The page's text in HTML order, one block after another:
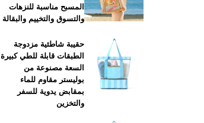
المسبح مناسبة للنزهات
والتسوق والتخييم والبقالة
حقيبة شاطئية مزدوجة
الطبقات قابلة للطي كبيرة
السعة مصنوعة من
بوليستر مقاوم للماء
بمقابض يدوية للسفر
والتخزين